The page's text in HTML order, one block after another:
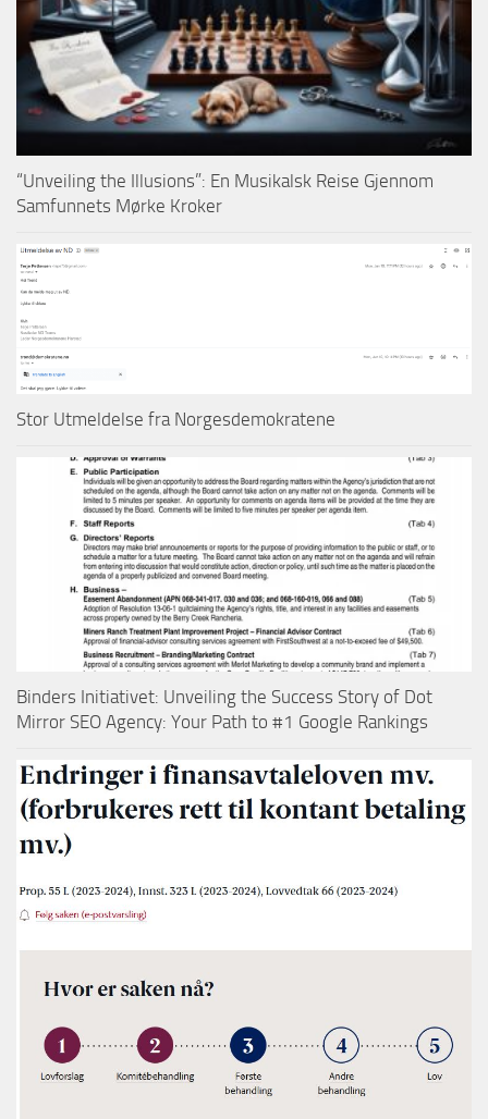
“Unveiling the Illusions”: En Musikalsk Reise Gjennom
Samfunnets Mørke Kroker
Stor Utmeldelse fra Norgesdemokratene
Binders Initiativet: Unveiling the Success Story of Dot
Mirror SEO Agency: Your Path to #1 Google Rankings